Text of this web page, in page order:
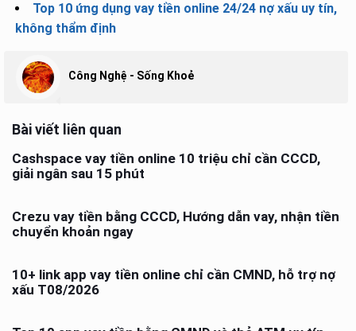
Top 10 ứng dụng vay tiền online 24/24 nợ xấu uy tín,
không thẩm định
Công Nghệ - Sống Khoẻ
Bài viết liên quan
Cashspace vay tiền online 10 triệu chỉ cần CCCD,
giải ngân sau 15 phút
Crezu vay tiền bằng CCCD, Hướng dẫn vay, nhận tiền
chuyển khoản ngay
10+ link app vay tiền online chỉ cần CMND, hỗ trợ nợ
xấu T08/2026